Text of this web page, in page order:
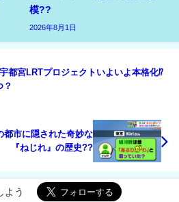
模??
2026年8月1日
都宮LRTプロジェクトいよいよ本格化⁉
？
都市に隠された奇妙な
『ねじれ』の歴史??
よう